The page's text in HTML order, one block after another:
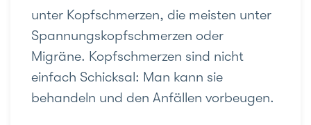
unter Kopfschmerzen, die meisten unter
Spannungskopfschmerzen oder
Migräne. Kopfschmerzen sind nicht
einfach Schicksal: Man kann sie
behandeln und den Anfällen vorbeugen.